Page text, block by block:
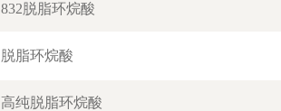
832脱脂环烷酸
脱脂环烷酸
高纯脱脂环烷酸